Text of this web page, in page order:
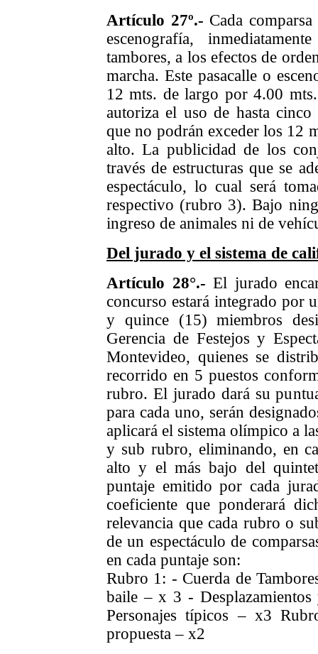
Artículo 27º.- Cada
escenografía,
tambores, a los efectos de
marcha. Este pasacalle o
12 mts. de largo por 4.00
autoriza el uso de hasta
que no podrán exceder los 12
alto. La publicidad de los
través de estructuras que se
espectáculo, lo cual será
respectivo (rubro 3). Bajo
ingreso de animales ni de
Del jurado y el sistema de
Artículo 28°.- El jurado
concurso estará integrado por
y quince (15) miembros
Gerencia de Festejos y
Montevideo, quienes se
recorrido en 5 puestos
rubro. El jurado dará su
para cada uno, serán
aplicará el sistema olímpico a
y sub rubro, eliminando, en
alto y el más bajo del
puntaje emitido por cada
coeficiente que ponderará
relevancia que cada rubro o
de un espectáculo de
en cada puntaje son:
Rubro 1: - Cuerda de
baile – x 3 -
Personajes típicos – x3
propuesta – x2